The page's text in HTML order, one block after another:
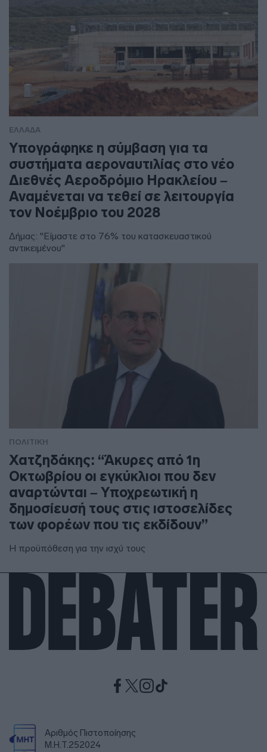
ΕΛΛΑΔΑ
Υπογράφηκε η σύμβαση για τα
συστήματα αεροναυτιλίας στο νέο
Διεθνές Αεροδρόμιο Ηρακλείου –
Αναμένεται να τεθεί σε λειτουργία
τον Νοέμβριο του 2028
Δήμας: "Είμαστε στο 76% του κατασκευαστικού
αντικειμένου"
ΠΟΛΙΤΙΚΗ
Χατζηδάκης: “Άκυρες από 1η
Οκτωβρίου οι εγκύκλιοι που δεν
αναρτώνται – Υποχρεωτική η
δημοσίευσή τους στις ιστοσελίδες
των φορέων που τις εκδίδουν”
Η προϋπόθεση για την ισχύ τους
Αριθμός Πιστοποίησης
Μ.Η.Τ.252024